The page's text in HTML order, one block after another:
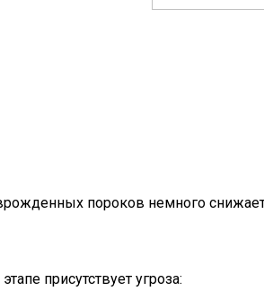
пороков немного
присутствует угроза: